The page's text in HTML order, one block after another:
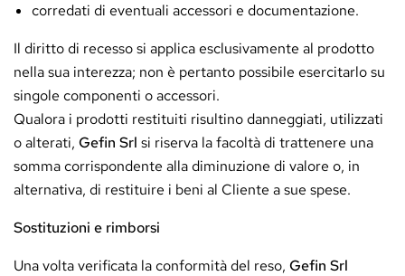
corredati di eventuali accessori e documentazione.
Il diritto di recesso si applica esclusivamente al prodotto
nella sua interezza; non è pertanto possibile esercitarlo su
singole componenti o accessori.
Qualora i prodotti restituiti risultino danneggiati, utilizzati
o alterati, Gefin Srl si riserva la facoltà di trattenere una
somma corrispondente alla diminuzione di valore o, in
alternativa, di restituire i beni al Cliente a sue spese.
Sostituzioni e rimborsi
Una volta verificata la conformità del reso, Gefin Srl